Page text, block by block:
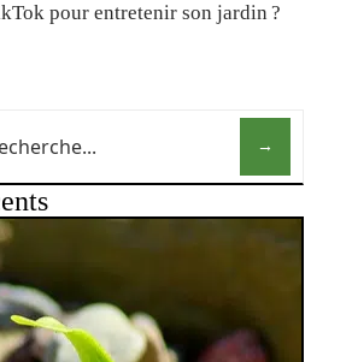
pour entretenir son jardin ?